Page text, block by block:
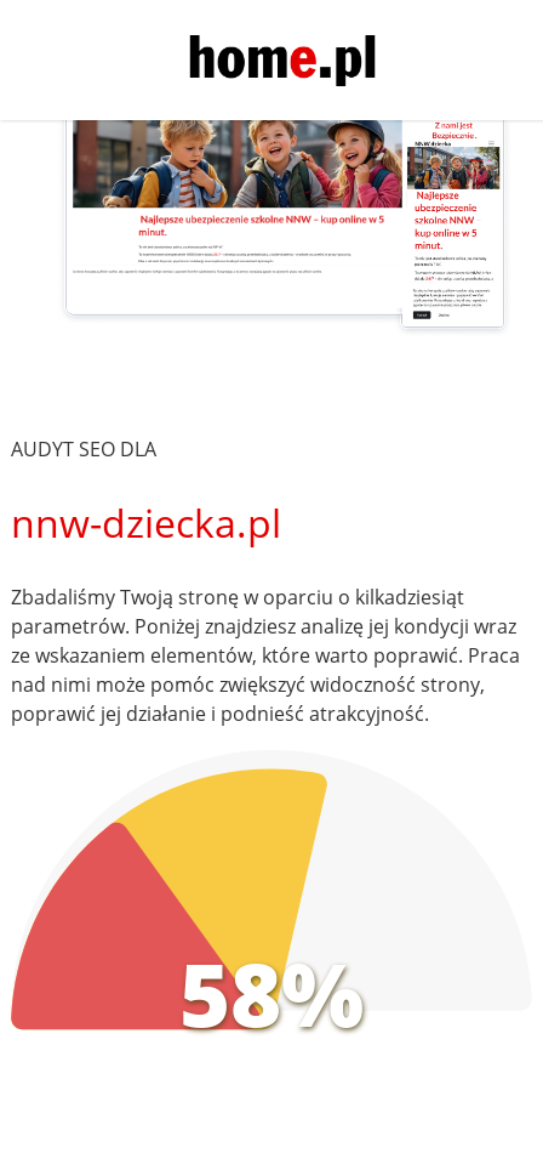
AUDYT SEO DLA
nnw-dziecka.pl
Zbadaliśmy Twoją stronę w oparciu o kilkadziesiąt
parametrów. Poniżej znajdziesz analizę jej kondycji wraz
ze wskazaniem elementów, które warto poprawić. Praca
nad nimi może pomóc zwiększyć widoczność strony,
poprawić jej działanie i podnieść atrakcyjność.
58%